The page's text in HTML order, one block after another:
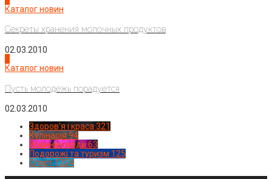
Каталог новин
Секреты хранения молочных продуктов
02.03.2010
Каталог новин
Пусть молодежь порадуется
02.03.2010
Здоров'я і краса 321
Кулінарія 94
Новинки моди 63
Подорожі та туризм 125
Спорт1224